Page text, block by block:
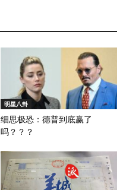
明星八卦
细思极恐：德普到底赢了
吗？？？